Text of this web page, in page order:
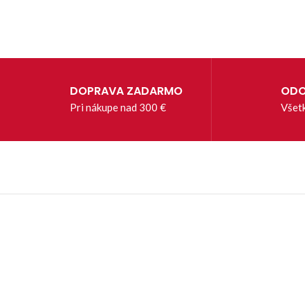
DOPRAVA ZADARMO
Pri nákupe nad 300 €